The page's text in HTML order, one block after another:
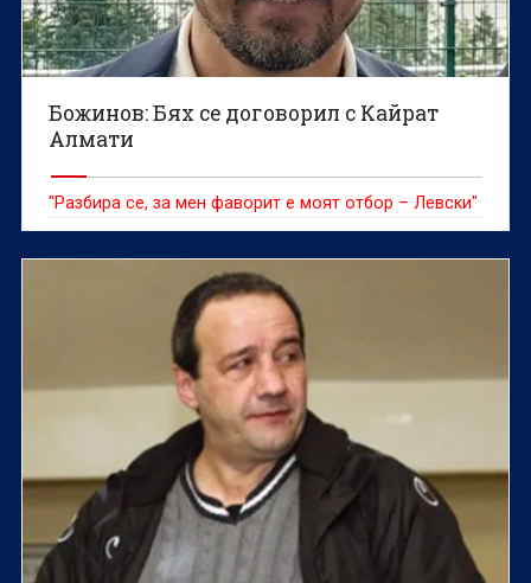
Божинов: Бях се договорил с Кайрат
Алмати
"Разбира се, за мен фаворит е моят отбор – Левски"